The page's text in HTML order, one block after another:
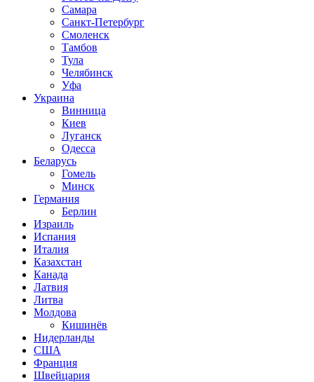
Самара
Санкт-Петербург
Смоленск
Тамбов
Тула
Челябинск
Уфа
Украина
Винница
Киев
Луганск
Одесса
Беларусь
Гомель
Минск
Германия
Берлин
Израиль
Испания
Италия
Казахстан
Канада
Латвия
Литва
Молдова
Кишинёв
Нидерланды
США
Франция
Швейцария